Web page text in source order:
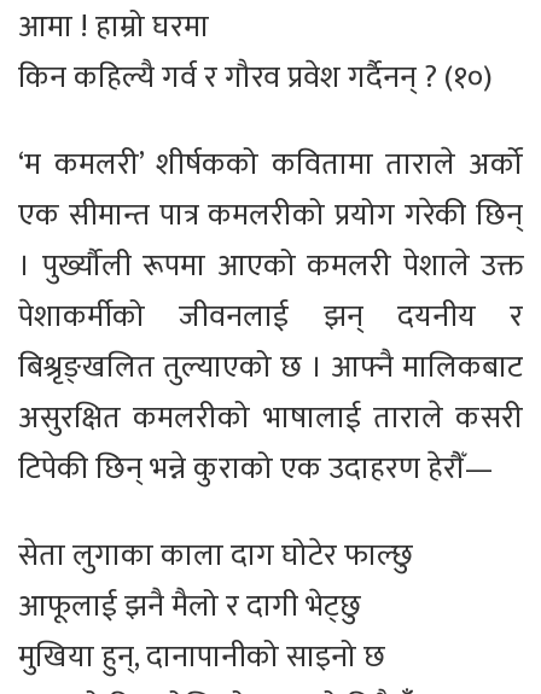
आमा ! हाम्रो घरमा
किन कहिल्यै गर्व र गौरव प्रवेश गर्दैनन् ? (१०)
‘म कमलरी’ शीर्षकको कवितामा ताराले अर्को
एक सीमान्त पात्र कमलरीको प्रयोग गरेकी छिन्
। पुर्ख्यौली रूपमा आएको कमलरी पेशाले उक्त
पेशाकर्मीको जीवनलाई झन् दयनीय र
बिश्रृङ्खलित तुल्याएको छ । आफ्नै मालिकबाट
असुरक्षित कमलरीको भाषालाई ताराले कसरी
टिपेकी छिन् भन्ने कुराको एक उदाहरण हेरौँ—
सेता लुगाका काला दाग घोटेर फाल्छु
आफूलाई झनै मैलो र दागी भेट्छु
मुखिया हुन्, दानापानीको साइनो छ